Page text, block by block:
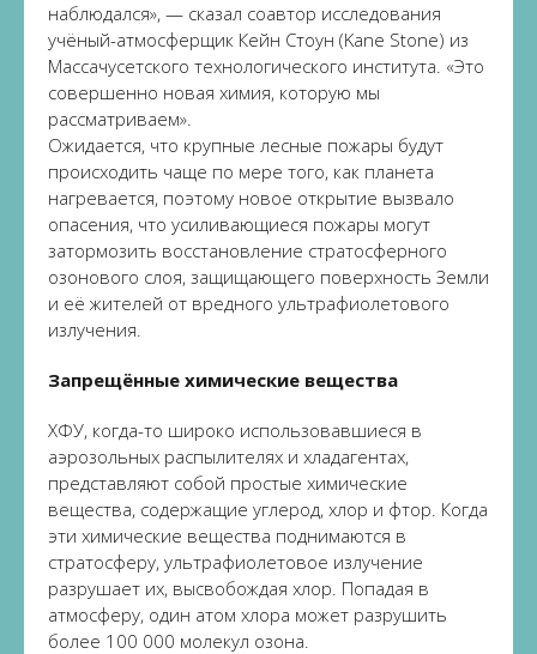
наблюдался», — сказал соавтор исследования
учёный-атмосферщик Кейн Стоун (Kane Stone) из
Массачусетского технологического института. «Это
совершенно новая химия, которую мы
рассматриваем».
Ожидается, что крупные лесные пожары будут
происходить чаще по мере того, как планета
нагревается, поэтому новое открытие вызвало
опасения, что усиливающиеся пожары могут
затормозить восстановление стратосферного
озонового слоя, защищающего поверхность Земли
и её жителей от вредного ультрафиолетового
излучения.
Запрещённые химические вещества
ХФУ, когда-то широко использовавшиеся в
аэрозольных распылителях и хладагентах,
представляют собой простые химические
вещества, содержащие углерод, хлор и фтор. Когда
эти химические вещества поднимаются в
стратосферу, ультрафиолетовое излучение
разрушает их, высвобождая хлор. Попадая в
атмосферу, один атом хлора может разрушить
более 100 000 молекул озона.